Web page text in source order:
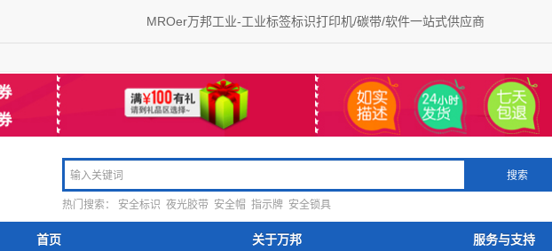
MROer万邦工业-工业标签标识打印机/碳带/软件一站式供应商
搜索
热门搜索： 安全标识 夜光胶带 安全帽 指示牌 安全锁具
首页 关于万邦 服务与支持